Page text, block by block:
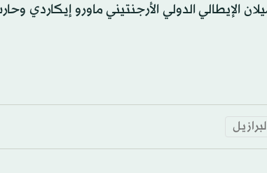
الإيطالي الدولي الأرجنتيني ماورو إيكاردي